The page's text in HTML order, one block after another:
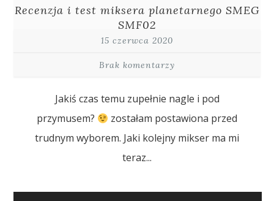
Recenzja i test miksera planetarnego SMEG
SMF02
15 czerwca 2020
Brak komentarzy
Jakiś czas temu zupełnie nagle i pod
przymusem?
zostałam postawiona przed
trudnym wyborem. Jaki kolejny mikser ma mi
teraz...